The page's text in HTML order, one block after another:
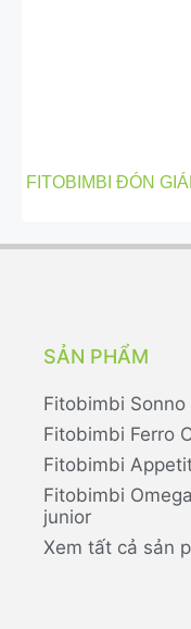
FITOBIMBI ĐÓN
SẢN PHẨM
Fitobimbi Sonno
Fitobimbi Ferro
Fitobimbi
Fitobimbi Omega
junior
Xem tất cả sản